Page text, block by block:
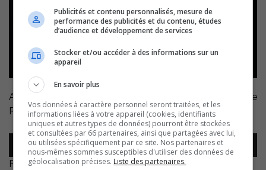
Avec Annie Boilard, présidente Réseau Annie
RH.
https://www.reseau-annie.ca/formation/
Lecteur
audio
00:00
Photo deJonathan DuransurUnsplash
Publicités et contenu personnalisés, mesure de
performance des publicités et du contenu, études
d’audience et développement de services
Stocker et/ou accéder à des informations sur un
appareil
En savoir plus
Vos données à caractère personnel seront traitées, et les
informations liées à votre appareil (cookies, identifiants
uniques et autres types de données) pourront être stockées
et consultées par 66 partenaires, ainsi que partagées avec lui,
ou utilisées spécifiquement par ce site. Nos partenaires et
nous-mêmes sommes susceptibles d'utiliser des données de
géolocalisation précises. Liste des partenaires.